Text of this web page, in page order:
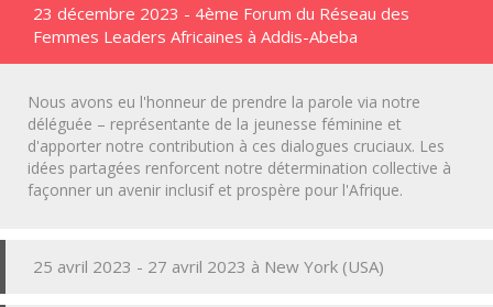
23 décembre 2023 - 4ème Forum du Réseau des
Femmes Leaders Africaines à Addis-Abeba
Nous avons eu l'honneur de prendre la parole via notre
déléguée – représentante de la jeunesse féminine et
d'apporter notre contribution à ces dialogues cruciaux. Les
idées partagées renforcent notre détermination collective à
façonner un avenir inclusif et prospère pour l'Afrique.
25 avril 2023 - 27 avril 2023 à New York (USA)